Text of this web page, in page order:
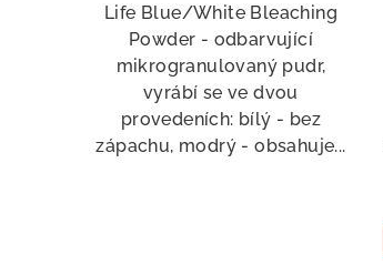
Life Blue/White Bleaching
Powder - odbarvující
mikrogranulovaný pudr,
vyrábí se ve dvou
provedeních: bílý - bez
zápachu, modrý - obsahuje...